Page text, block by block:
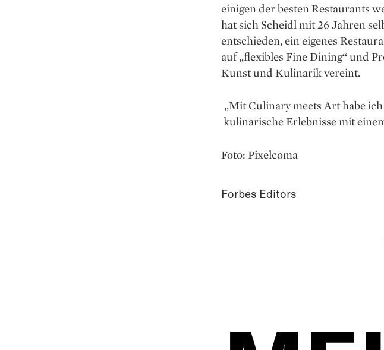
einigen der besten Restaurants
hat sich Scheidl mit 26 Jahren
entschieden, ein eigenes
auf „flexibles Fine Dining“ und
Kunst und Kulinarik vereint.
„Mit Culinary meets Art habe
kulinarische Erlebnisse mit
Foto: Pixelcoma
Forbes Editors